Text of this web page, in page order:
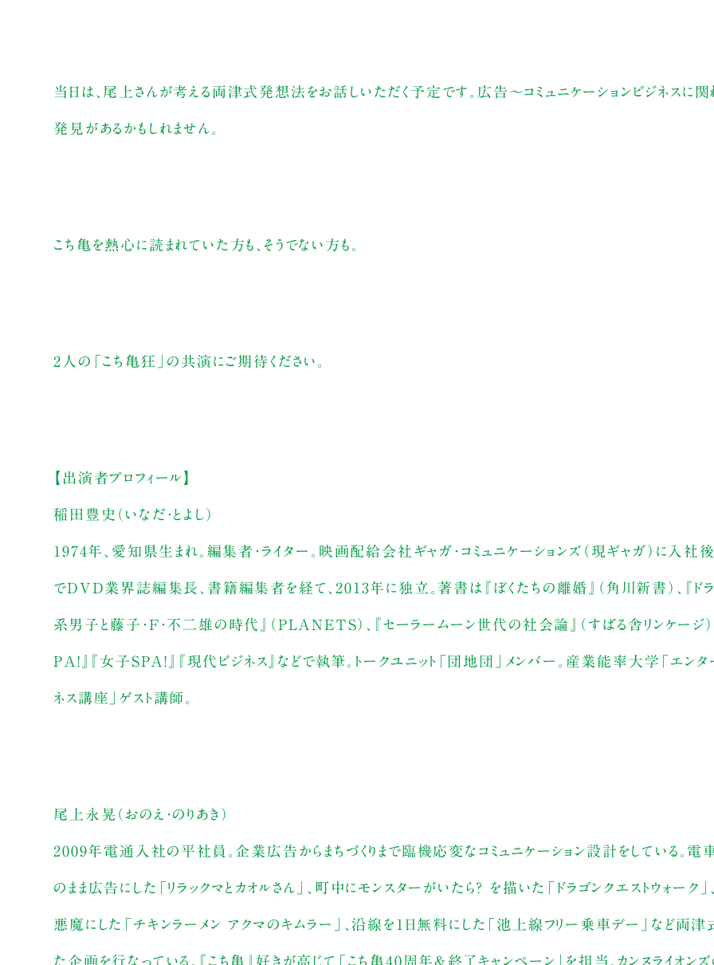
当日は、尾上さんが考える両津式発想法をお話しいただく予定です。広告～コミュニケーションビジネスに関
発見があるかもしれません。
こち亀を熱心に読まれていた方も、そうでない方も。
2人の「こち亀狂」の共演にご期待ください。
【出演者プロフィール】
稲田豊史（いなだ・とよし）
1974年、愛知県生まれ。編集者・ライター。映画配給会社ギャガ・コミュニケーションズ（現ギャガ）に入社
でDVD業界誌編集長、書籍編集者を経て、2013年に独立。著書は『ぼくたちの離婚』（角川新書）、『ド
系男子と藤子・F・不二雄の時代』（PLANETS）、『セーラームーン世代の社会論』（すばる舎リンケージ）
PA!』『女子SPA!』『現代ビジネス』などで執筆。トークユニット「団地団」メンバー。産業能率大学「エンタ
ネス講座」ゲスト講師。
尾上永晃（おのえ・のりあき）
2009年電通入社の平社員。企業広告からまちづくりまで臨機応変なコミュニケーション設計をしている。電
のまま広告にした「リラックマとカオルさん」、町中にモンスターがいたら？ を描いた「ドラゴンクエストウォーク」
悪魔にした「チキンラーメン アクマのキムラー」、沿線を1日無料にした「池上線フリー乗車デー」など両
た企画を行なっている。『こち亀』好きが高じて「こち亀40周年＆終了キャンペーン」を担当。カンヌライオン